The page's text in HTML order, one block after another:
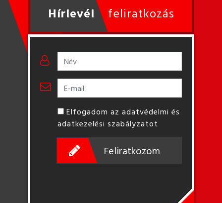
Hírlevél feliratkozás
Elfogadom az adatvédelmi és
adatkezelési szabályzatot
Feliratkozom